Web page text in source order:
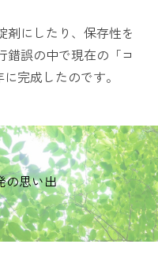
剤にしたり、保存性を
誤の中で現在の「コ
完成したのです。
の思い出